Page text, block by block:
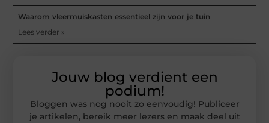
Waarom vleermuiskasten essentieel zijn voor je tuin
Lees verder »
Jouw blog verdient een
podium!
Bloggen was nog nooit zo eenvoudig! Publiceer
je artikelen, bereik meer lezers en maak deel uit